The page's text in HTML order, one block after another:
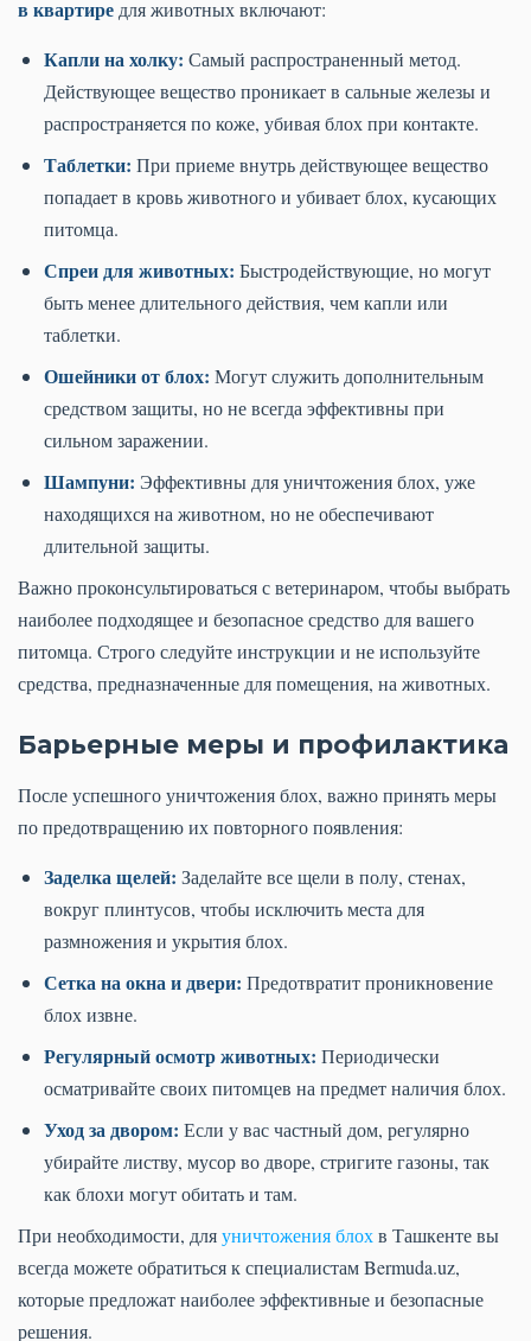
в квартире для животных включают:
Капли на холку: Самый распространенный метод.
Действующее вещество проникает в сальные железы и
распространяется по коже, убивая блох при контакте.
Таблетки: При приеме внутрь действующее вещество
попадает в кровь животного и убивает блох, кусающих
питомца.
Спреи для животных: Быстродействующие, но могут
быть менее длительного действия, чем капли или
таблетки.
Ошейники от блох: Могут служить дополнительным
средством защиты, но не всегда эффективны при
сильном заражении.
Шампуни: Эффективны для уничтожения блох, уже
находящихся на животном, но не обеспечивают
длительной защиты.
Важно проконсультироваться с ветеринаром, чтобы выбрать
наиболее подходящее и безопасное средство для вашего
питомца. Строго следуйте инструкции и не используйте
средства, предназначенные для помещения, на животных.
Барьерные меры и профилактика
После успешного уничтожения блох, важно принять меры
по предотвращению их повторного появления:
Заделка щелей: Заделайте все щели в полу, стенах,
вокруг плинтусов, чтобы исключить места для
размножения и укрытия блох.
Сетка на окна и двери: Предотвратит проникновение
блох извне.
Регулярный осмотр животных: Периодически
осматривайте своих питомцев на предмет наличия блох.
Уход за двором: Если у вас частный дом, регулярно
убирайте листву, мусор во дворе, стригите газоны, так
как блохи могут обитать и там.
При необходимости, дляуничтожения блохв Ташкенте вы
всегда можете обратиться к специалистам Bermuda.uz,
которые предложат наиболее эффективные и безопасные
решения.